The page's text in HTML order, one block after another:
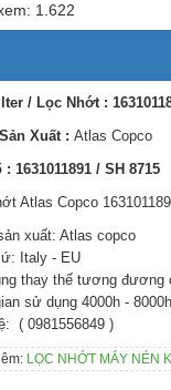
1.622
/ Lọc Nhớt :
Xuất :Atlas Copco
: 1631011891 / SH 8715
Atlas Copco
xuất: Atlas copco
Italy - EU
thay thế tương
sử dụng 4000h - 8000h
( 0981556849 )
LỌC NHỚT MÁY NÉN